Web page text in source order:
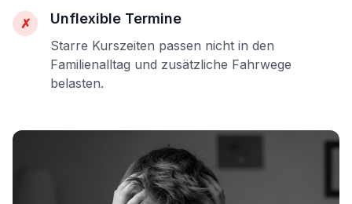
✗ Unflexible Termine
Starre Kurszeiten passen nicht in den
Familienalltag und zusätzliche Fahrwege
belasten.